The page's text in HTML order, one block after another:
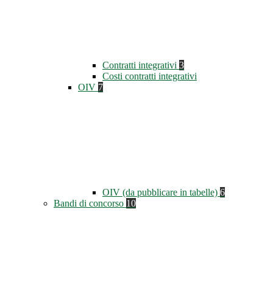
Contratti integrativi 3
Costi contratti integrativi
OIV 7
OIV (da pubblicare in tabelle) 6
Bandi di concorso 10